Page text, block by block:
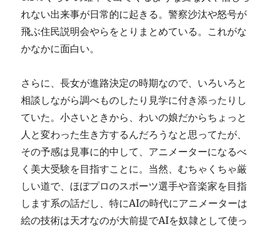
れない出来事が日常的に起きる。警察沙汰や怒号が
飛ぶ住民説明会やらをとりまとめている。これがな
かなかに面白い。
さらに、長女が進路決定の時期なので、いろいろと
相談しながら調べものしたり見学に付き添ったりし
ていた。小さいときから、わいの娘だからちょっと
人と変わった生き方するんだろうなと思ってたが、
その予感は見事に的中して、アニメーターになるべ
く美大受験を目指すことに。当然、むちゃくちゃ厳
しい道で、ほぼプロのスポーツ選手や音楽家を目指
します系の話だし、特にAIの時代にアニメーターは
絵の技術は天才なのが大前提でAIを奴隷として使っ